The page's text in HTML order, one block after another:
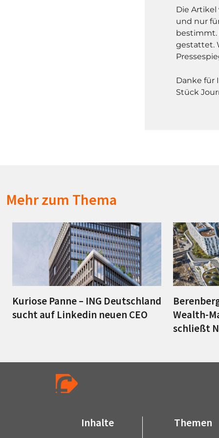
Die
und nur
bestimmt.
gestattet.
Danke für
Stück
Mehr zum Thema
Kuriose Panne – ING Deutschland
sucht auf Linkedin neuen CEO
Wealth-
schließt
Inhalte Themen